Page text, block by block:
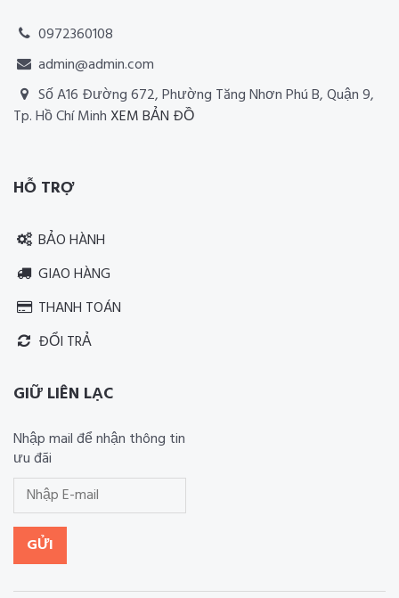
0972360108
admin@admin.com
Số A16 Đường 672, Phường Tăng Nhơn Phú B, Quận 9,
Tp. Hồ Chí Minh XEM BẢN ĐỒ
HỖ TRỢ
BẢO HÀNH
GIAO HÀNG
THANH TOÁN
ĐỔI TRẢ
GIỮ LIÊN LẠC
Nhập mail để nhận thông tin
ưu đãi
GỬI